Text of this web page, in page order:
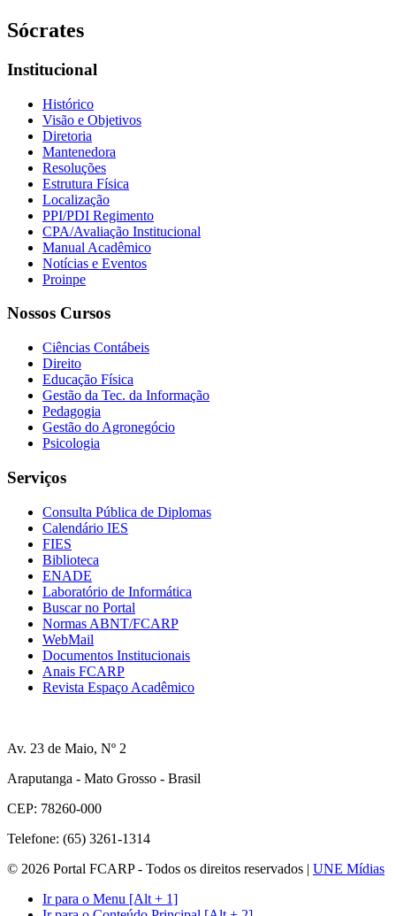
Sócrates
Institucional
Histórico
Visão e Objetivos
Diretoria
Mantenedora
Resoluções
Estrutura Física
Localização
PPI/PDI Regimento
CPA/Avaliação Institucional
Manual Acadêmico
Notícias e Eventos
Proinpe
Nossos Cursos
Ciências Contábeis
Direito
Educação Física
Gestão da Tec. da Informação
Pedagogia
Gestão do Agronegócio
Psicologia
Serviços
Consulta Pública de Diplomas
Calendário IES
FIES
Biblioteca
ENADE
Laboratório de Informática
Buscar no Portal
Normas ABNT/FCARP
WebMail
Documentos Institucionais
Anais FCARP
Revista Espaço Acadêmico
Av. 23 de Maio, Nº 2
Araputanga - Mato Grosso - Brasil
CEP: 78260-000
Telefone: (65) 3261-1314
© 2026 Portal FCARP - Todos os direitos reservados | UNE Mídias
Ir para o Menu [Alt + 1]